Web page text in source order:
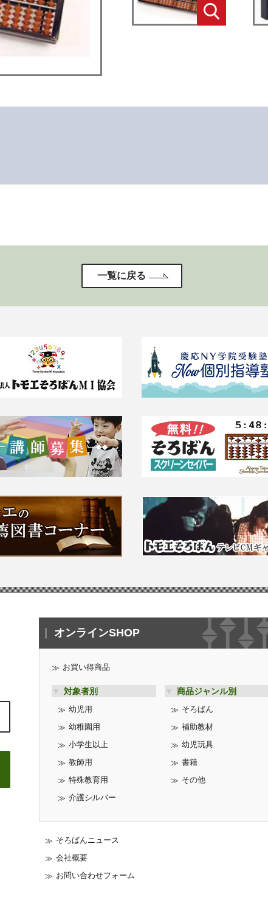
一覧に戻る
オンラインSHOP
お買い得商品
対象者別
幼児用
幼稚園用
小学生以上
教師用
特殊教育用
介護シルバー
商品ジャンル別
そろばん
補助教材
幼児玩具
書籍
その他
そろばんニュース
会社概要
お問い合わせフォーム